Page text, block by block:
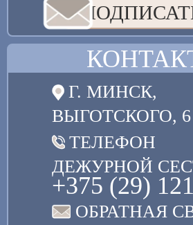
Г. МИНСК,
ВЫГОТСКОГО, 6
ТЕЛЕФОН
ДЕЖУРНОЙ
+375 (29)
ОБРАТНАЯ